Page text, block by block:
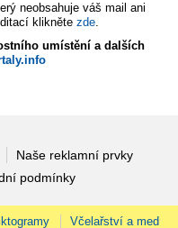
neobsahuje váš mail ani
klikněte zde.
umístění a dalších
Naše reklamní prvky
podmínky
Včelařství a med